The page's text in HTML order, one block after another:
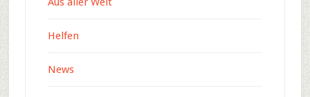
Helfen
News